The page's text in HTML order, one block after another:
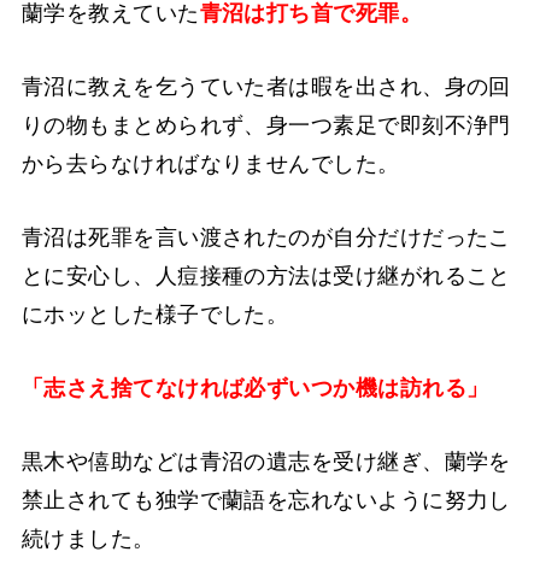
蘭学を教えていた青沼は打ち首で死罪。
青沼に教えを乞うていた者は暇を出され、身の回
りの物もまとめられず、身一つ素足で即刻不浄門
から去らなければなりませんでした。
青沼は死罪を言い渡されたのが自分だけだったこ
とに安心し、人痘接種の方法は受け継がれること
にホッとした様子でした。
「志さえ捨てなければ必ずいつか機は訪れる」
黒木や僖助などは青沼の遺志を受け継ぎ、蘭学を
禁止されても独学で蘭語を忘れないように努力し
続けました。